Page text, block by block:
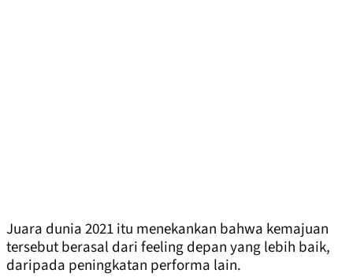
Juara dunia 2021 itu menekankan bahwa kemajuan
tersebut berasal dari feeling depan yang lebih baik,
daripada peningkatan performa lain.